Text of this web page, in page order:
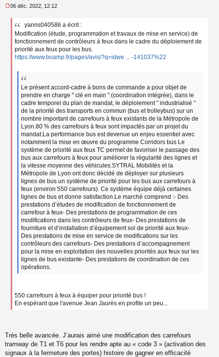
e
06 déc. 2022, 12:12
yanns040586 a écrit :
Modification (étude, programmation et travaux de mise en service) de
fonctionnement de contrôleurs à feux dans le cadre du déploiement de
priorité aux feux pour les bus.
https://www.boamp.fr/pages/avis/?q=idwe ... -141037%22
Le présent accord-cadre à bons de commande a pour objet de
prendre en charge " clé en main " (coordination intégrée), dans le
cadre temporel du plan de mandat, le déploiement " industrialisé "
de la priorité des transports en commun (bus et trolleybus) sur un
nombre important de carrefours à feux existants de la Métropole de
Lyon.80 % des carrefours à feux sont impactés par un projet du
mandat.La performance bus est devenue un enjeu essentiel avec
notamment la mise en œuvre du programme Corridors bus Le
système de priorité aux feux TC permet de favoriser le passage des
bus aux carrefours à feux pour améliorer la régularité des lignes et
la vitesse moyenne des véhicules.SYTRAL Mobilités et la
Métropole de Lyon ont donc décidé de déployer sur plusieurs
lignes de bus un système de priorité pour les bus aux carrefours à
feux (environ 550 carrefours). Ce système équipe déjà certaines
lignes de bus et donne satisfaction.Le marché comprend :- Des
prestations d’études de modification de fonctionnement de
carrefour à feux- Des prestations de programmation de ces
modifications dans les contrôleurs de feux- Des prestations de
fourniture et d’installation d’équipement sol de priorité aux feux-
Des prestations de mise en service de modifications sur les
contrôleurs des carrefours- Des prestations d’accompagnement
pour la mise en exploitation des nouvelles priorités aux feux sur les
lignes de bus existante- Des prestations de coordination de ces
opérations.
550 carrefours à feux à équiper pour priorité bus !
En espérant que l'avenue Jean Jaurès en profite un peu...
Très belle avancée. J’aurais aimé une modification des carrefours
tramway de T1 et T6 pour les rendre apte au « code 3 » (activation des
signaux à la fermeture des portes) histoire de gagner en efficacité